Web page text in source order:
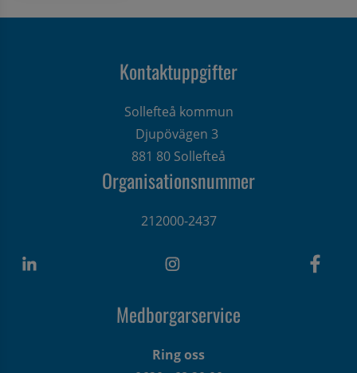
Kontaktuppgifter
Sollefteå kommun
Djupövägen 3
881 80 Sollefteå
Organisationsnummer
212000-2437
Medborgarservice
Ring oss